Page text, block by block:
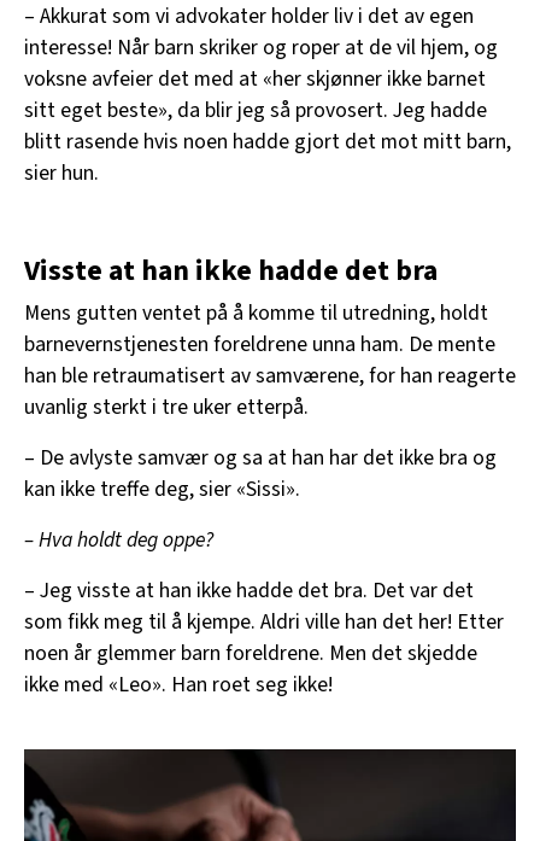
– Akkurat som vi advokater holder liv i det av egen
interesse! Når barn skriker og roper at de vil hjem, og
voksne avfeier det med at «her skjønner ikke barnet
sitt eget beste», da blir jeg så provosert. Jeg hadde
blitt rasende hvis noen hadde gjort det mot mitt barn,
sier hun.
Visste at han ikke hadde det bra
Mens gutten ventet på å komme til utredning, holdt
barnevernstjenesten foreldrene unna ham. De mente
han ble retraumatisert av samværene, for han reagerte
uvanlig sterkt i tre uker etterpå.
– De avlyste samvær og sa at han har det ikke bra og
kan ikke treffe deg, sier «Sissi».
– Hva holdt deg oppe?
– Jeg visste at han ikke hadde det bra. Det var det
som fikk meg til å kjempe. Aldri ville han det her! Etter
noen år glemmer barn foreldrene. Men det skjedde
ikke med «Leo». Han roet seg ikke!